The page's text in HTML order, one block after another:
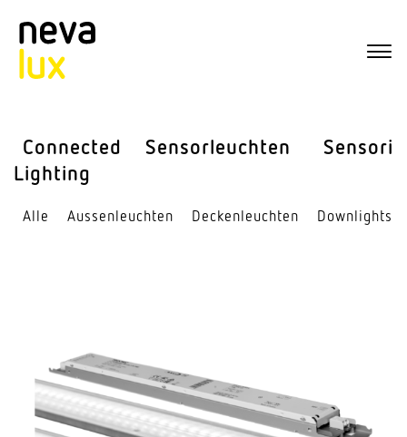
Connected
Lighting
Sensor­leuchten Sensorik
Alle Aussen­leuchten Decken­leuchten Down­lights